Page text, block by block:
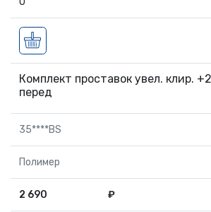
Комплект проставок увел. клир.
перед
35****BS
Полимер
2 690 ₽